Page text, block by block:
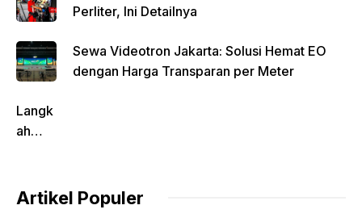
Perliter, Ini Detailnya
Sewa Videotron Jakarta: Solusi Hemat EO
dengan Harga Transparan per Meter
Langk
ah
dalam
Artikel Populer